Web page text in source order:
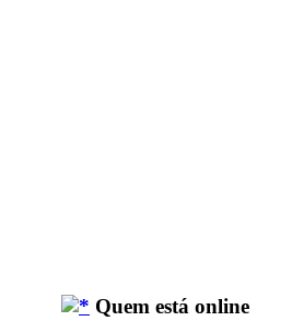
Quem está online